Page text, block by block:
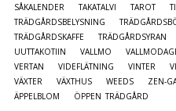
SÅKALENDER
TAKATALVI TAROT
TRÄDGÅRDSBELYSNING
TRÄDGÅRDSKAFFE
TRÄDGÅRDSYRAN
UUTTAKOTIIN
VALLMO
VERTAN
VIDEFLÄTNING VINTER
VÄXTER
VÄXTHUS WEEDS ZEN-
ÄPPELBLOM
ÖPPEN TRÄDGÅRD